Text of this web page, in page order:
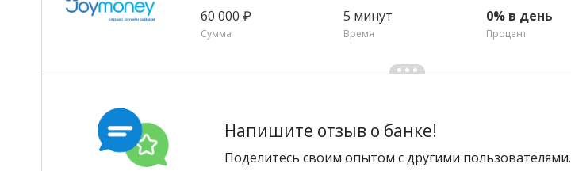
60 000 ₽
Сумма
5 минут
Время
0% в день
Процент
Напишите отзыв о банке!
Поделитесь своим опытом с другими пользователями.